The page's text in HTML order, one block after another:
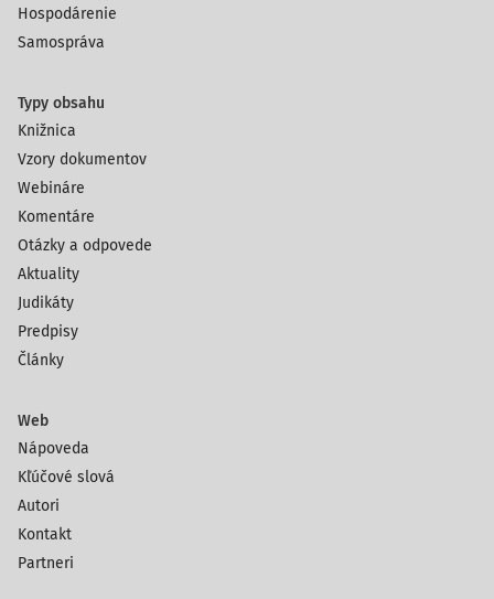
Hospodárenie
Samospráva
Typy obsahu
Knižnica
Vzory dokumentov
Webináre
Komentáre
Otázky a odpovede
Aktuality
Judikáty
Predpisy
Články
Web
Nápoveda
Kľúčové slová
Autori
Kontakt
Partneri